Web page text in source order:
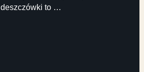
deszczówki to …